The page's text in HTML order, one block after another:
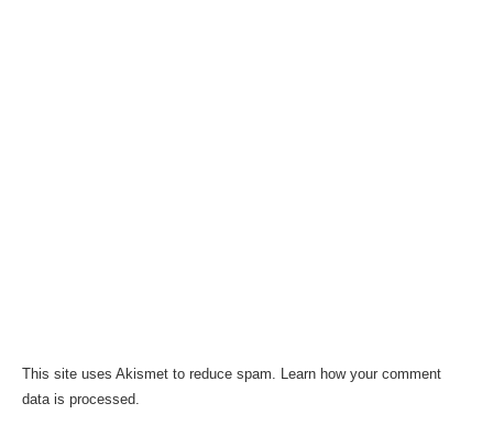
This site uses Akismet to reduce spam. Learn how your comment
data is processed.